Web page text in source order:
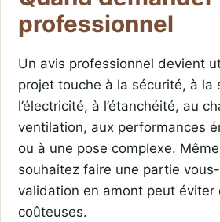
professionnel
Un avis professionnel devient
projet touche à la sécurité, à la
l’électricité, à l’étanchéité, au
ventilation, aux performances
ou à une pose complexe.
souhaitez faire une partie
validation en amont peut éviter
coûteuses.